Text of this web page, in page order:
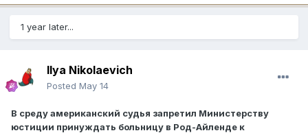
1 year later...
Ilya Nikolaevich
Posted May 14
В среду американский судья запретил Министерству
юстиции принуждать больницу в Род-Айленде к